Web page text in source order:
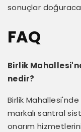
sonuçlar
FAQ
Birlik
nedir?
Birlik
markalı santral
onarım